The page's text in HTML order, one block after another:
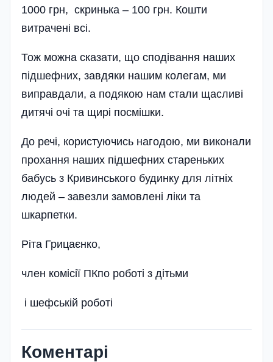
1000 грн, скринька – 100 грн. Кошти
витрачені всі.
Тож можна сказати, що сподівання наших
підшефних, завдяки нашим колегам, ми
виправдали, а подякою нам стали щасливі
дитячі очі та щирі посмішки.
До речі, користуючись нагодою, ми виконали
прохання наших підшефних стареньких
бабусь з Кривинського будинку для літніх
людей – завезли замовлені ліки та
шкарпетки.
Ріта Грицаєнко,
член комісії ПКпо роботі з дітьми
і шефській роботі
Коментарі